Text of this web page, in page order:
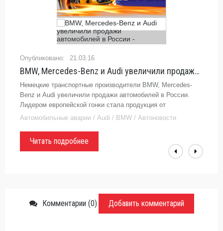
21.03.16
BMW, Mercedes-Benz и Audi увеличили продажи автомобилей в России - «Автоновости»
Немецкие транспортные производители BMW, Mercedes-
Benz и Audi увеличили продажи автомобилей в России.
Лидером европейской гонки стала продукция от
автомобилестроительного завода BMW. Прирост тут
Автомобильные аварии / Audi / BMW / Автоновости
Читать подробнее
Комментарии (0) Добавить комментарий